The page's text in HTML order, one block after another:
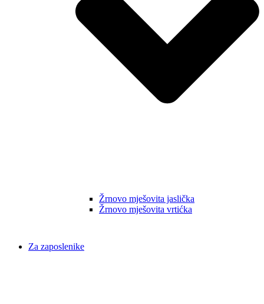
Žrnovo mješovita jaslička
Žrnovo mješovita vrtićka
Za zaposlenike